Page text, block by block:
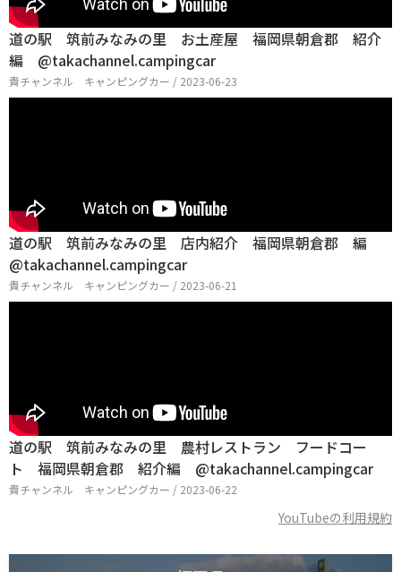
道の駅 筑前みなみの里 お土産屋 福岡県朝倉郡 紹介
編 @takachannel.campingcar
貴チャンネル キャンピングカー / 2023-06-23
道の駅 筑前みなみの里 店内紹介 福岡県朝倉郡 編
@takachannel.campingcar
貴チャンネル キャンピングカー / 2023-06-21
道の駅 筑前みなみの里 農村レストラン フードコー
ト 福岡県朝倉郡 紹介編 @takachannel.campingcar
貴チャンネル キャンピングカー / 2023-06-22
YouTubeの利用規約